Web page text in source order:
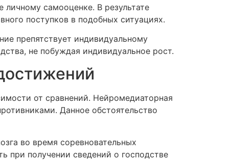
самооценке. В результате
поступков в подобных ситуациях.
препятствует индивидуальному
не побуждая индивидуальное рост.
от сравнений. Нейромедиаторная
Данное обстоятельство
во время соревновательных
при получении сведений о господстве